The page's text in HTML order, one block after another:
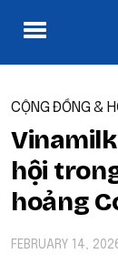
CỘNG ĐỒNG &
hội
hoảng
FEBRUARY 14,